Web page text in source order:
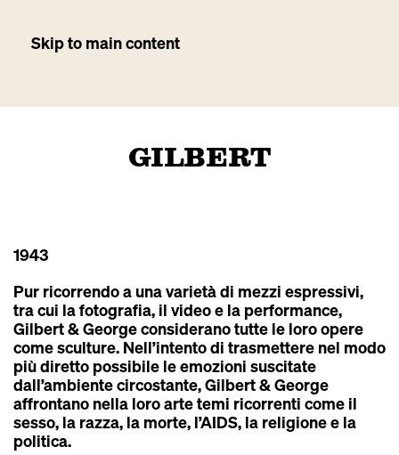
Skip to main content
GILBERT
1943
Pur ricorrendo a una varietà di mezzi espressivi,
tra cui la fotografia, il video e la performance,
Gilbert & George considerano tutte le loro opere
come sculture. Nell’intento di trasmettere nel modo
più diretto possibile le emozioni suscitate
dall’ambiente circostante, Gilbert & George
affrontano nella loro arte temi ricorrenti come il
sesso, la razza, la morte, l’AIDS, la religione e la
politica.